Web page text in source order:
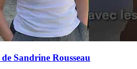
Sandrine Rousseau